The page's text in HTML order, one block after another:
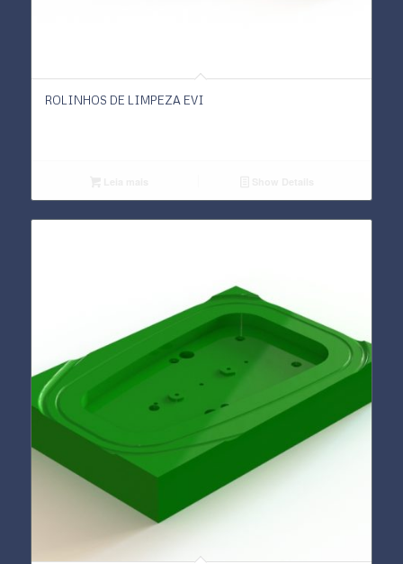
ROLINHOS DE LIMPEZA EVI